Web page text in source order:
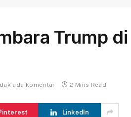
Trump
ada komentar 2 Mins Read
LinkedIn